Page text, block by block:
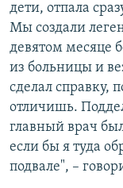
дети, отпала
Мы создали
девятом месяце
из больницы и
сделал справку,
отличишь.
главный врач
если бы я туда
подвале", –